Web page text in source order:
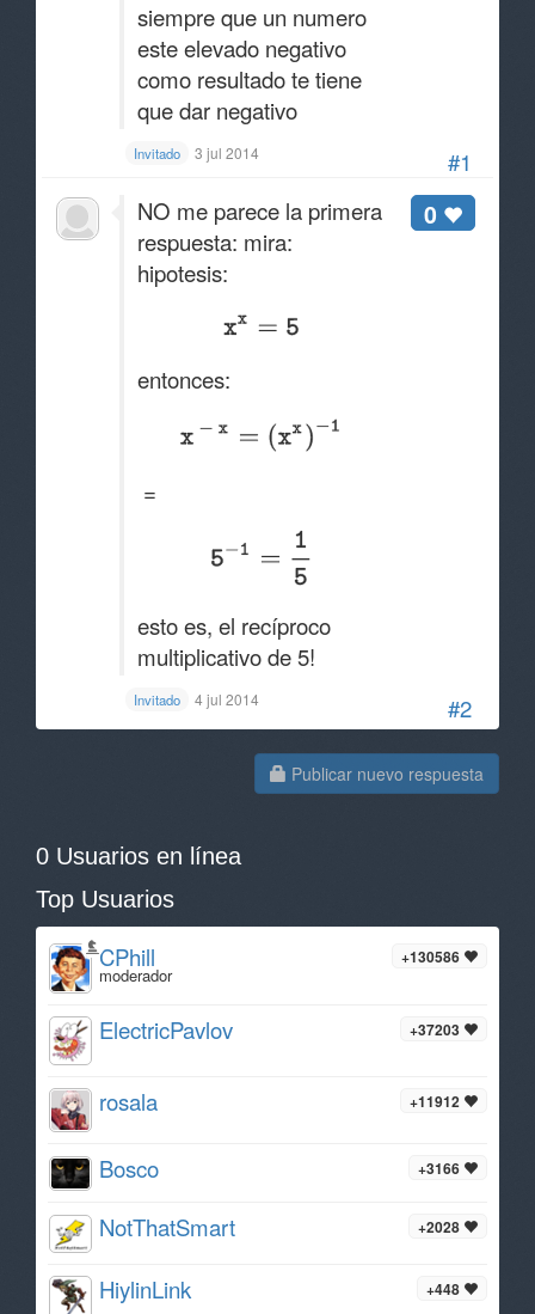
#1
siempre que un numero
este elevado negativo
como resultado te tiene
que dar negativo
Invitado 3 jul 2014
#2
0
NO me parece la primera
respuesta: mira:
hipotesis:
entonces:
=
esto es, el recíproco
multiplicativo de 5!
Invitado 4 jul 2014
Publicar nuevo respuesta
0 Usuarios en línea
Top Usuarios
+130586
CPhill
moderador
+37203
ElectricPavlov
+11912
rosala
+3166
Bosco
+2028
NotThatSmart
+448
HiylinLink